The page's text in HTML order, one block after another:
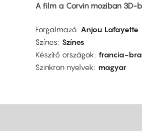
A film a Corvin moziban 3D-
Forgalmazó Anjou Lafayette
Színes Színes
Készítő országok francia-
Szinkron nyelvek
magyar